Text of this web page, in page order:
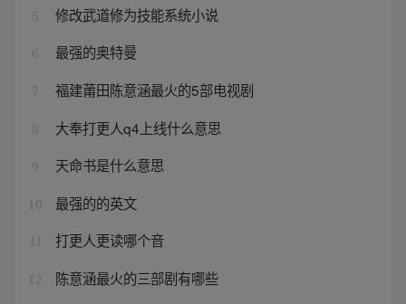
5 修改武道修为技能系统小说
6 最强的奥特曼
7 福建莆田陈意涵最火的5部电视剧
8 大奉打更人q4上线什么意思
9 天命书是什么意思
10 最强的的英文
打更人更读哪个音
12 陈意涵最火的三部剧有哪些